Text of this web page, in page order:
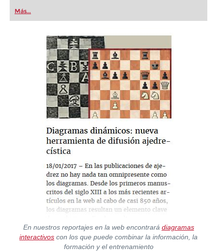
Más...
En nuestros reportajes en la web encontrará diagramas
interactivos con los que puede combinar la información, la
formación y el entrenamiento